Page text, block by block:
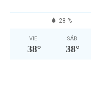
28 %
VIE
38°
SÁB
38°